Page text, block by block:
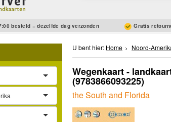
besteld = dezelfde dag verzonden Gratis
U bent hier: Home Noord-
Wegenkaart -
(9783866093225)
the South and Florida